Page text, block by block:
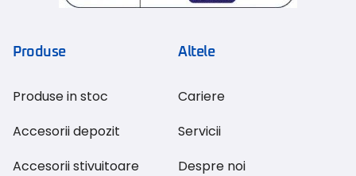
Produse
Produse in stoc
Accesorii depozit
Accesorii stivuitoare
Altele
Cariere
Servicii
Despre noi